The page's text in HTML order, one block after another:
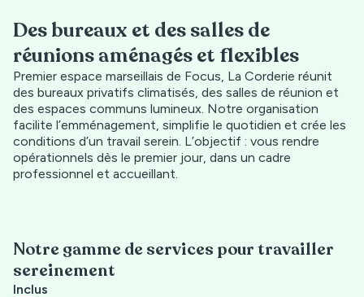
Des bureaux et des salles de
réunions aménagés et flexibles
Premier espace marseillais de Focus, La Corderie réunit
des bureaux privatifs climatisés, des salles de réunion et
des espaces communs lumineux. Notre organisation
facilite l’emménagement, simplifie le quotidien et crée les
conditions d’un travail serein. L’objectif : vous rendre
opérationnels dès le premier jour, dans un cadre
professionnel et accueillant.
Notre gamme de services pour travailler
sereinement
Inclus